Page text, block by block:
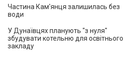
Частина Кам'янця залишилась без
води
У Дунаївцях планують "з нуля"
збудувати котельню для освітнього
закладу